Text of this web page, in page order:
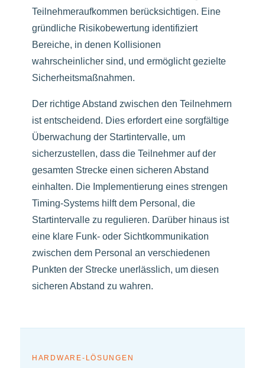
Teilnehmeraufkommen berücksichtigen. Eine
gründliche Risikobewertung identifiziert
Bereiche, in denen Kollisionen
wahrscheinlicher sind, und ermöglicht gezielte
Sicherheitsmaßnahmen.
Der richtige Abstand zwischen den Teilnehmern
ist entscheidend. Dies erfordert eine sorgfältige
Überwachung der Startintervalle, um
sicherzustellen, dass die Teilnehmer auf der
gesamten Strecke einen sicheren Abstand
einhalten. Die Implementierung eines strengen
Timing-Systems hilft dem Personal, die
Startintervalle zu regulieren. Darüber hinaus ist
eine klare Funk- oder Sichtkommunikation
zwischen dem Personal an verschiedenen
Punkten der Strecke unerlässlich, um diesen
sicheren Abstand zu wahren.
HARDWARE-LÖSUNGEN